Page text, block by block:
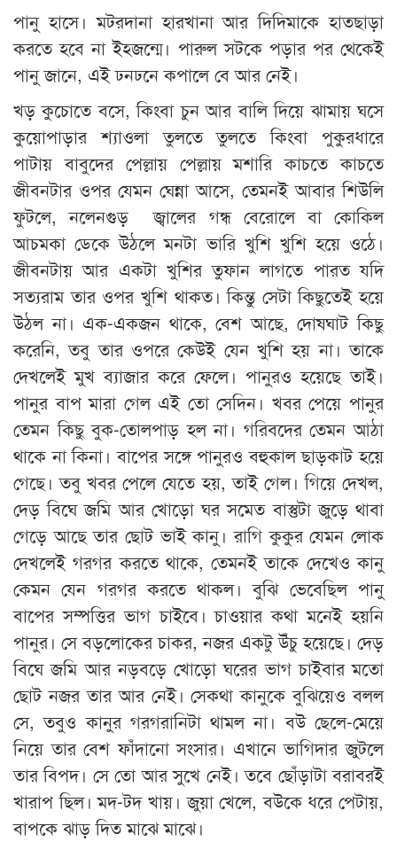
পানু হাসে। মটরদানা হারখানা আর দিদিমাকে হাতছাড়া
করতে হবে না ইহজন্মে। পারুল সটকে পড়ার পর থেকেই
পানু জানে, এই ঢনঢনে কপালে বে আর নেই।
খড় কুচোতে বসে, কিংবা চুন আর বালি দিয়ে ঝামায় ঘসে
কুয়োপাড়ার শ্যাওলা তুলতে তুলতে কিংবা পুকুরধারে
পাটায় বাবুদের পেল্লায় পেল্লায় মশারি কাচতে কাচতে
জীবনটার ওপর যেমন ঘেন্না আসে, তেমনই আবার শিউলি
ফুটলে, নলেনগুড় জ্বালের গন্ধ বেরোলে বা কোকিল
আচমকা ডেকে উঠলে মনটা ভারি খুশি খুশি হয়ে ওঠে।
জীবনটায় আর একটা খুশির তুফান লাগতে পারত যদি
সত্যরাম তার ওপর খুশি থাকত। কিন্তু সেটা কিছুতেই হয়ে
উঠল না। এক-একজন থাকে, বেশ আছে, দোষঘাট কিছু
করেনি, তবু তার ওপরে কেউই যেন খুশি হয় না। তাকে
দেখলেই মুখ ব্যাজার করে ফেলে। পানুরও হয়েছে তাই।
পানুর বাপ মারা গেল এই তো সেদিন। খবর পেয়ে পানুর
তেমন কিছু বুক-তোলপাড় হল না। গরিবদের তেমন আঠা
থাকে না কিনা। বাপের সঙ্গে পানুরও বহুকাল ছাড়কাট হয়ে
গেছে। তবু খবর পেলে যেতে হয়, তাই গেল। গিয়ে দেখল,
দেড় বিঘে জমি আর খোড়ো ঘর সমেত বাস্তুটা জুড়ে থাবা
গেড়ে আছে তার ছোট ভাই কানু। রাগি কুকুর যেমন লোক
দেখলেই গরগর করতে থাকে, তেমনই তাকে দেখেও কানু
কেমন যেন গরগর করতে থাকল। বুঝি ভেবেছিল পানু
বাপের সম্পত্তির ভাগ চাইবে। চাওয়ার কথা মনেই হয়নি
পানুর। সে বড়লোকের চাকর, নজর একটু উঁচু হয়েছে। দেড়
বিঘে জমি আর নড়বড়ে খোড়ো ঘরের ভাগ চাইবার মতো
ছোট নজর তার আর নেই। সেকথা কানুকে বুঝিয়েও বলল
সে, তবুও কানুর গরগরানিটা থামল না। বউ ছেলে-মেয়ে
নিয়ে তার বেশ ফাঁদানো সংসার। এখানে ভাগিদার জুটলে
তার বিপদ। সে তো আর সুখে নেই। তবে ছোঁড়াটা বরাবরই
খারাপ ছিল। মদ-টদ খায়। জুয়া খেলে, বউকে ধরে পেটায়,
বাপকে ঝাড় দিত মাঝে মাঝে।